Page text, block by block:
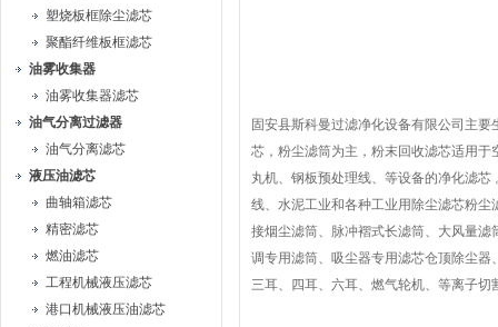
塑烧板框除尘滤芯
聚酯纤维板框滤芯
油雾收集器
油雾收集器滤芯
油气分离过滤器
油气分离滤芯
液压油滤芯
曲轴箱滤芯
精密滤芯
燃油滤芯
工程机械液压滤芯
港口机械液压油滤芯
固安县斯科曼过滤净化设备有限公司主
芯，粉尘滤筒为主，粉末回收滤芯适用
丸机、钢板预处理线、等设备的净化滤
线、水泥工业和各种工业用除尘滤芯粉
接烟尘滤筒、脉冲褶式长滤筒、大风量
调专用滤筒、吸尘器专用滤芯仓顶除尘
三耳、四耳、六耳、燃气轮机、等离子